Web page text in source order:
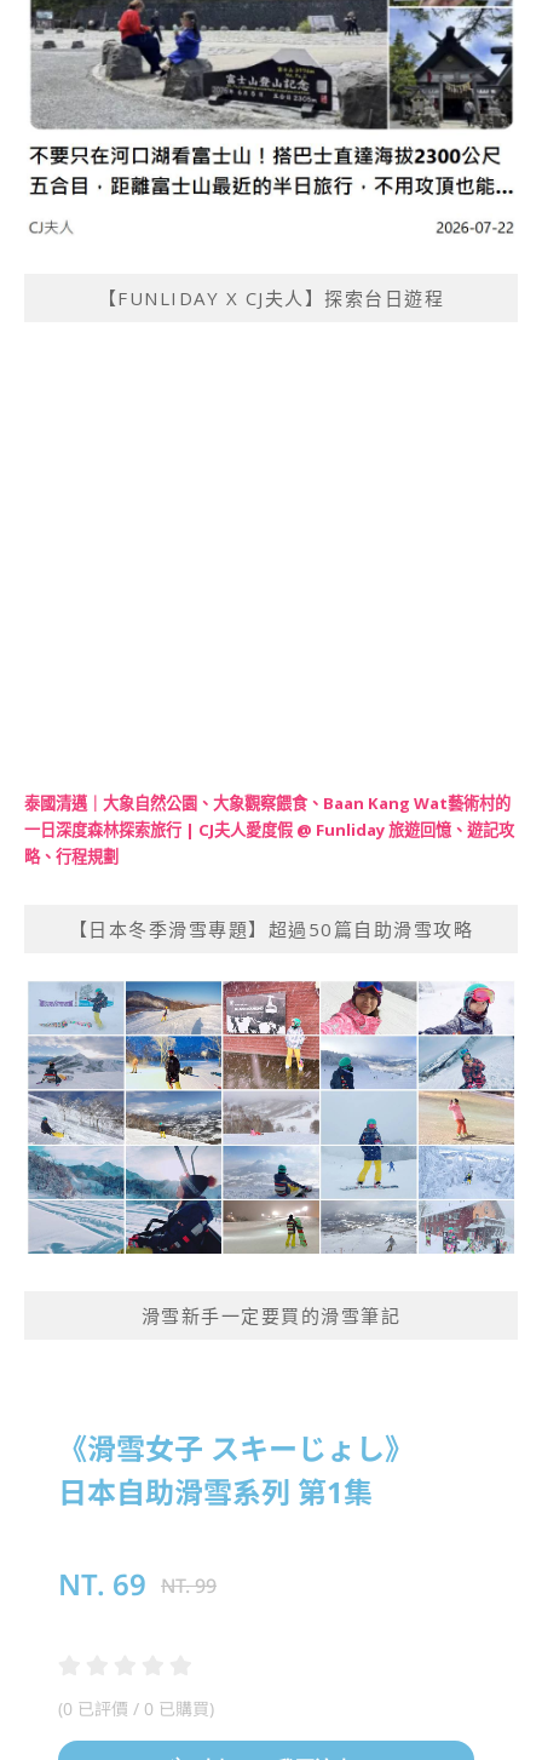
【FUNLIDAY X CJ夫人】探索台日遊程
泰國清邁｜大象自然公園、大象觀察餵食、Baan Kang Wat藝術村的
一日深度森林探索旅行 | CJ夫人愛度假 @ Funliday 旅遊回憶、遊記攻
略、行程規劃
【日本冬季滑雪專題】超過50篇自助滑雪攻略
滑雪新手一定要買的滑雪筆記